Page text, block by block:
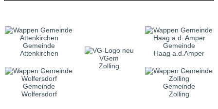
Gemeinde
Attenkirchen
VGem
Zolling
Gemeinde
Haag a.d.Amper
Gemeinde
Wolfersdorf
Gemeinde
Zolling